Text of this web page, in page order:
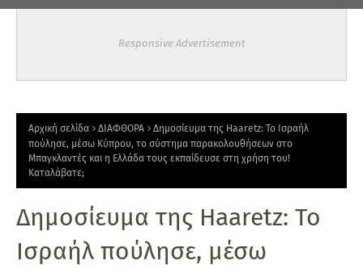
Responsive Advertisement
Αρχική σελίδα ΔΙΑΦΘΟΡΑ
Δημοσίευμα της Haaretz: Το Ισραήλ
πούλησε, μέσω Κύπρου, το σύστημα παρακολουθήσεων στο
Μπαγκλαντές και η Ελλάδα τους εκπαίδευσε στη χρήση του!
Καταλάβατε;
Δημοσίευμα της Haaretz: Το
Ισραήλ πούλησε, μέσω